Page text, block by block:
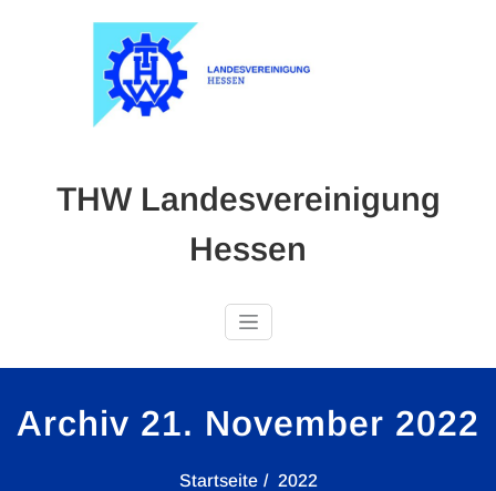
THW Landesvereinigung
Hessen
Archiv 21. November 2022
Startseite 2022